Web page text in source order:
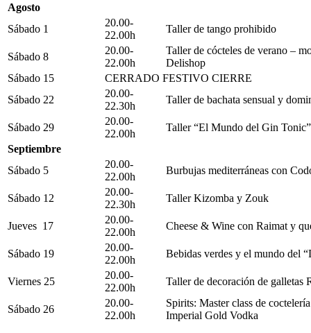
Agosto
Sábado 1
20.00-
22.00h
Taller de tango prohibido
Sábado 8
20.00-
22.00h
Taller de cócteles de verano –
Delishop
Sábado 15
CERRADO FESTIVO CIERRE
Sábado 22
20.00-
22.30h
Taller de bachata sensual y
Sábado 29
20.00-
22.00h
Taller “El Mundo del Gin
Septiembre
Sábado 5
20.00-
22.00h
Burbujas mediterráneas con
Sábado 12
20.00-
22.30h
Taller Kizomba y Zouk
Jueves 17
20.00-
22.00h
Cheese & Wine con Raimat y
Sábado 19
20.00-
22.00h
Bebidas verdes y el mundo del
Viernes 25
20.00-
22.00h
Taller de decoración de galletas
Sábado 26
20.00-
22.00h
Spirits: Master class de
Imperial Gold Vodka